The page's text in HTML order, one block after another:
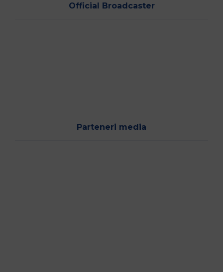
Official Broadcaster
Parteneri media